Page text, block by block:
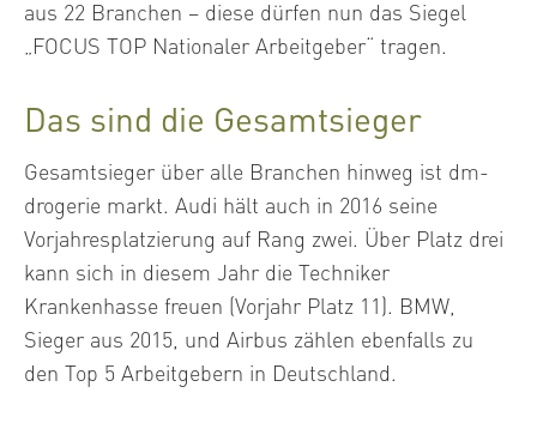
aus 22 Branchen – diese dürfen nun das Siegel
„FOCUS TOP Nationaler Arbeitgeber“ tragen.
Das sind die Gesamtsieger
Gesamtsieger über alle Branchen hinweg ist dm-
drogerie markt. Audi hält auch in 2016 seine
Vorjahresplatzierung auf Rang zwei. Über Platz drei
kann sich in diesem Jahr die Techniker
Krankenhasse freuen (Vorjahr Platz 11). BMW,
Sieger aus 2015, und Airbus zählen ebenfalls zu
den Top 5 Arbeitgebern in Deutschland.